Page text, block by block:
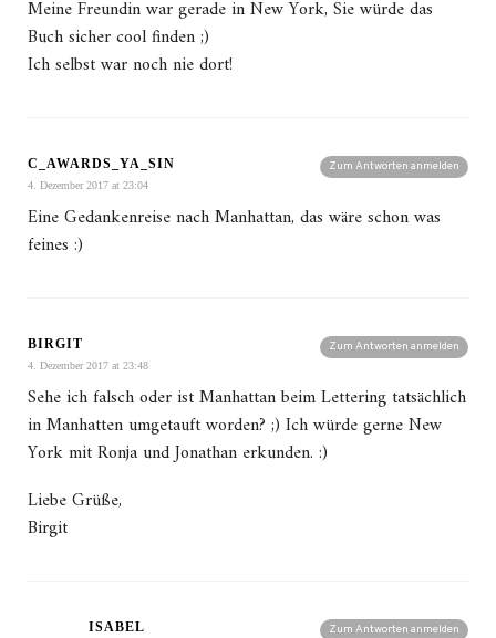
Meine Freundin war gerade in New York, Sie würde das
Buch sicher cool finden ;)
Ich selbst war noch nie dort!
Zum Antworten anmelden
C_AWARDS_YA_SIN
4. Dezember 2017 at 23:04
Eine Gedankenreise nach Manhattan, das wäre schon was
feines :)
Zum Antworten anmelden
BIRGIT
4. Dezember 2017 at 23:48
Sehe ich falsch oder ist Manhattan beim Lettering tatsächlich
in Manhatten umgetauft worden? ;) Ich würde gerne New
York mit Ronja und Jonathan erkunden. :)
Liebe Grüße,
Birgit
Zum Antworten anmelden
ISABEL